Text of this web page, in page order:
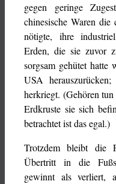
gegen geringe
chinesische Waren die
nötigte, ihre
Erden, die sie zuvor
sorgsam gehütet
USA
herkriegt. (Gehören
Erdkruste sie sich
betrachtet ist das egal.)
Trotzdem bleibt die
Übertritt in die
gewinnt als verliert,